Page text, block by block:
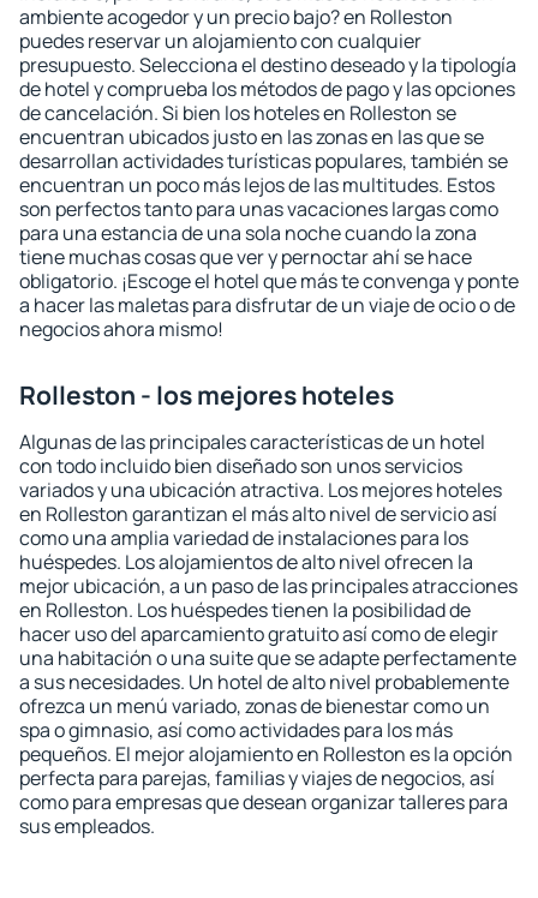
ambiente acogedor y un precio bajo? en Rolleston
puedes reservar un alojamiento con cualquier
presupuesto. Selecciona el destino deseado y la tipología
de hotel y comprueba los métodos de pago y las opciones
de cancelación. Si bien los hoteles en Rolleston se
encuentran ubicados justo en las zonas en las que se
desarrollan actividades turísticas populares, también se
encuentran un poco más lejos de las multitudes. Estos
son perfectos tanto para unas vacaciones largas como
para una estancia de una sola noche cuando la zona
tiene muchas cosas que ver y pernoctar ahí se hace
obligatorio. ¡Escoge el hotel que más te convenga y ponte
a hacer las maletas para disfrutar de un viaje de ocio o de
negocios ahora mismo!
Rolleston - los mejores hoteles
Algunas de las principales características de un hotel
con todo incluido bien diseñado son unos servicios
variados y una ubicación atractiva. Los mejores hoteles
en Rolleston garantizan el más alto nivel de servicio así
como una amplia variedad de instalaciones para los
huéspedes. Los alojamientos de alto nivel ofrecen la
mejor ubicación, a un paso de las principales atracciones
en Rolleston. Los huéspedes tienen la posibilidad de
hacer uso del aparcamiento gratuito así como de elegir
una habitación o una suite que se adapte perfectamente
a sus necesidades. Un hotel de alto nivel probablemente
ofrezca un menú variado, zonas de bienestar como un
spa o gimnasio, así como actividades para los más
pequeños. El mejor alojamiento en Rolleston es la opción
perfecta para parejas, familias y viajes de negocios, así
como para empresas que desean organizar talleres para
sus empleados.